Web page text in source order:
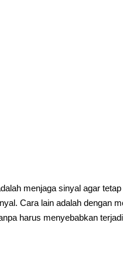
menjaga sinyal agar
Cara lain adalah dengan
harus menyebabkan